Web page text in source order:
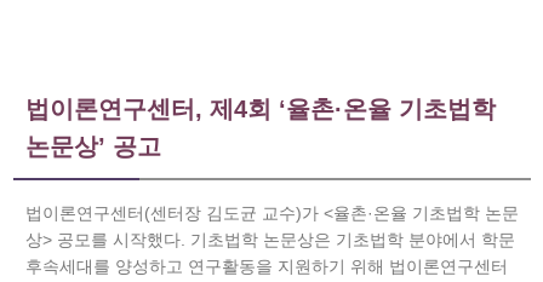
법이론연구센터, 제4회 ‘율촌·온율 기초법학
논문상’ 공고
법이론연구센터(센터장 김도균 교수)가 <율촌·온율 기초법학 논문
상> 공모를 시작했다. 기초법학 논문상은 기초법학 분야에서 학문
후속세대를 양성하고 연구활동을 지원하기 위해 법이론연구센터